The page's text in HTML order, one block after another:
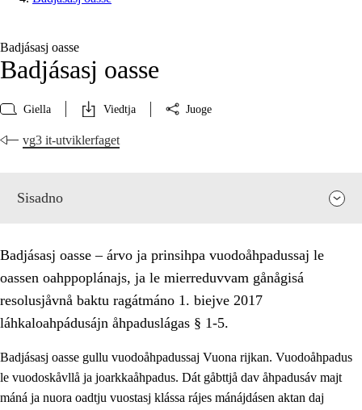
Badjásasj oasse
Badjásasj oasse
Giella Viedtja Juoge
vg3 it-utviklerfaget
Sisadno
Badjásasj oasse – árvo ja prinsihpa vuodoåhpadussaj le
oassen oahppoplánajs, ja le mierreduvvam gånågisá
resolusjåvnå baktu ragátmáno 1. biejve 2017
láhkaloahpádusájn åhpaduslágas § 1-5.
Badjásasj oasse gullu vuodoåhpadussaj Vuona rijkan. Vuodoåhpadus
le vuodoskåvllå ja joarkkaåhpadus. Dát gåbttjå dav åhpadusáv majt
máná ja nuora oadtju vuostasj klássa rájes mánájdásen aktan daj